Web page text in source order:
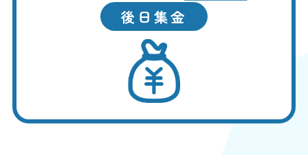
後日集金